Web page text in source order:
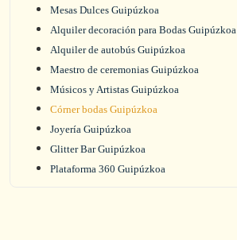
Mesas Dulces Guipúzkoa
Alquiler decoración para Bodas Guipúzkoa
Alquiler de autobús Guipúzkoa
Maestro de ceremonias Guipúzkoa
Músicos y Artistas Guipúzkoa
Córner bodas Guipúzkoa
Joyería Guipúzkoa
Glitter Bar Guipúzkoa
Plataforma 360 Guipúzkoa